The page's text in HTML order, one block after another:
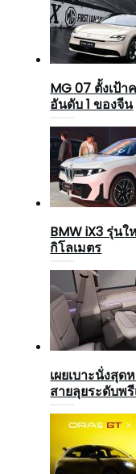
MG 07 ตั้งเป้
อันดับ 1 ของจีน
BMW iX3 รุ่น
กิโลเมตร
เผยเบาะนั่งสุ
สายลุยระดับพ